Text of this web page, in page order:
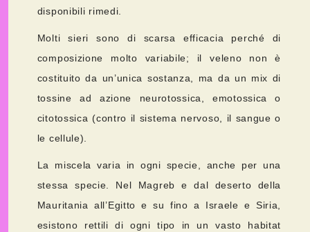
disponibili rimedi.
Molti sieri sono di scarsa efficacia perché di
composizione molto variabile; il veleno non è
costituito da un’unica sostanza, ma da un mix di
tossine ad azione neurotossica, emotossica o
citotossica (contro il sistema nervoso, il sangue o
le cellule).
La miscela varia in ogni specie, anche per una
stessa specie. Nel Magreb e dal deserto della
Mauritania all’Egitto e su fino a Israele e Siria,
esistono rettili di ogni tipo in un vasto habitat